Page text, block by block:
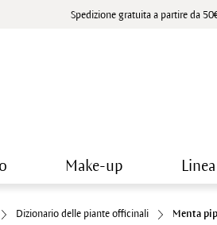
Spedizione gratuita a partire da
Make-up
Dizionario delle piante officinali Menta